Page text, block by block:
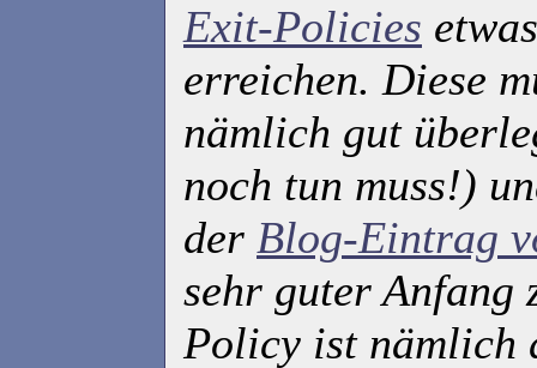
Exit-Policies
erreichen. Diese
nämlich gut
noch tun muss!)
der Blog-Eintrag
sehr guter Anfang
Policy ist nämlich